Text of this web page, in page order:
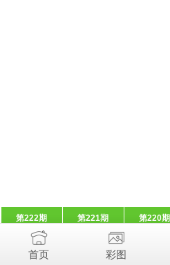
第222期 第221期 第220期
首页 彩图